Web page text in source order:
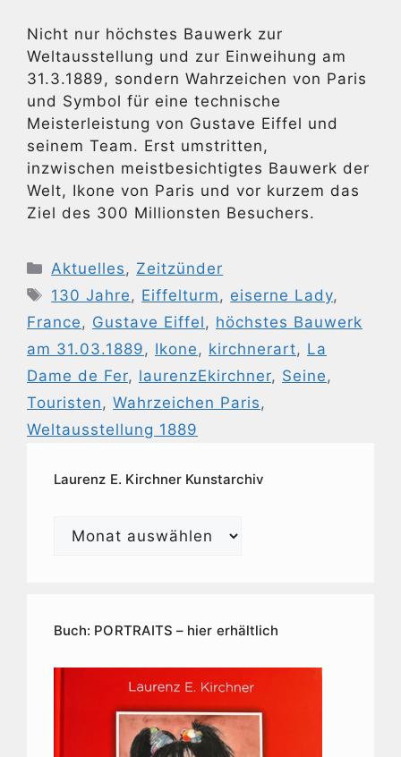
Nicht nur höchstes Bauwerk zur
Weltausstellung und zur Einweihung am
31.3.1889, sondern Wahrzeichen von Paris
und Symbol für eine technische
Meisterleistung von Gustave Eiffel und
seinem Team. Erst umstritten,
inzwischen meistbesichtigtes Bauwerk der
Welt, Ikone von Paris und vor kurzem das
Ziel des 300 Millionsten Besuchers.
Kategorien
Aktuelles , Zeitzünder
Schlagwörter
130 Jahre , Eiffelturm , eiserne Lady,
France , Gustave Eiffel , höchstes Bauwerk
am 31.03.1889 , Ikone , kirchnerart, La
Dame de Fer, laurenzEkirchner, Seine ,
Touristen , Wahrzeichen Paris ,
Weltausstellung 1889
Laurenz E. Kirchner Kunstarchiv
Laurenz
Buch: PORTRAITS – hier erhältlich